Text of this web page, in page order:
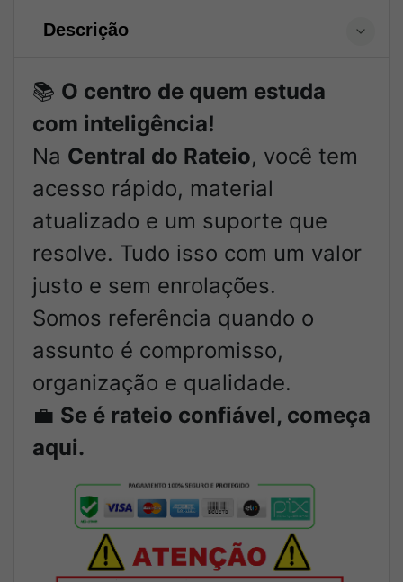
Descrição
📚 O centro de quem estuda
com inteligência!
Na Central do Rateio, você tem
acesso rápido, material
atualizado e um suporte que
resolve. Tudo isso com um valor
justo e sem enrolações.
Somos referência quando o
assunto é compromisso,
organização e qualidade.
💼 Se é rateio confiável, começa
aqui.